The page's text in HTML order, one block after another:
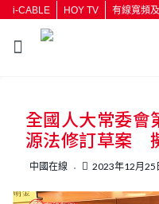
i-CABLE HOY TV 有線寬頻
按
全國人大常委會
源法修訂草案
中國在線 2023年12月25